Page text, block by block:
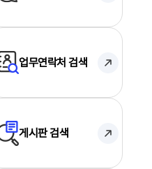
업무연락처 검색
게시판 검색